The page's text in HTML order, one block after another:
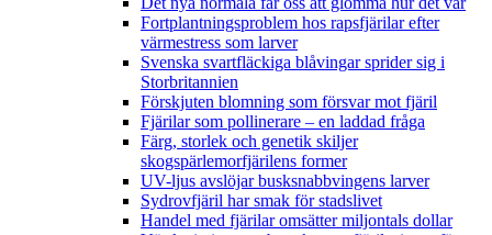
Fortplantningsproblem hos rapsfjärilar efter
värmestress som larver
Svenska svartfläckiga blåvingar sprider sig i
Storbritannien
Förskjuten blomning som försvar mot fjäril
Fjärilar som pollinerare – en laddad fråga
Färg, storlek och genetik skiljer
skogspärlemorfjärilens former
UV-ljus avslöjar busksnabbvingens larver
Sydrovfjäril har smak för stadslivet
Handel med fjärilar omsätter miljontals dollar